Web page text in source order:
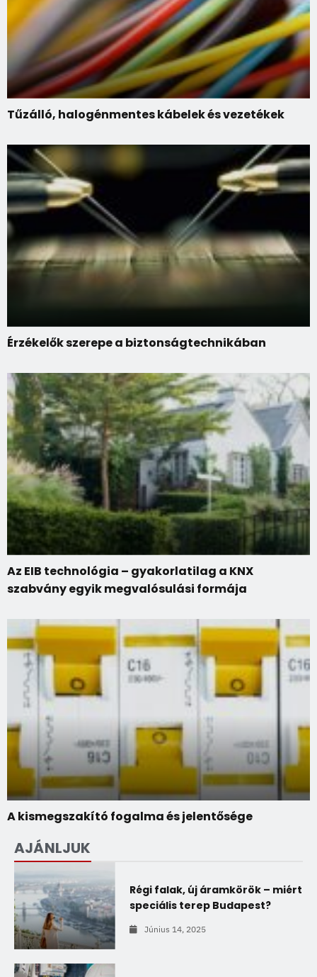
Tűzálló, halogénmentes kábelek és vezetékek
Érzékelők szerepe a biztonságtechnikában
Az EIB technológia – gyakorlatilag a KNX
szabvány egyik megvalósulási formája
A kismegszakító fogalma és jelentősége
AJÁNLJUK
Régi falak, új áramkörök – miért
speciális terep Budapest?
Június 14, 2025